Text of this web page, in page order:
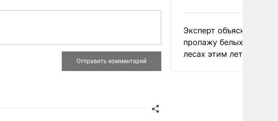
Эксперт объяснил
пропажу белых грибов
лесах этим летом